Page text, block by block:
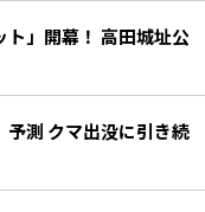
ト」開幕！ 高田城址公
引き続